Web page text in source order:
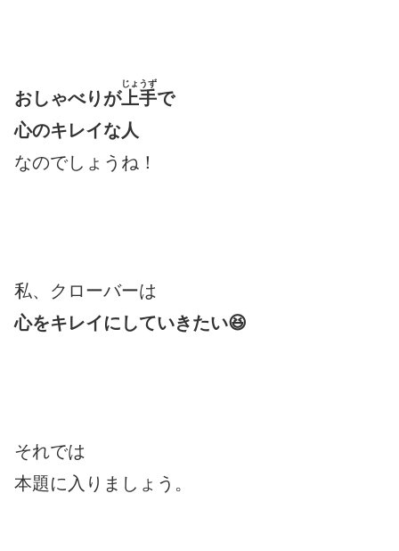
おしゃべりが上手
じょうず
で
心のキレイな人
なのでしょうね！
私、クローバーは
心をキレイにしていきたい😆
それでは
本題に入りましょう。